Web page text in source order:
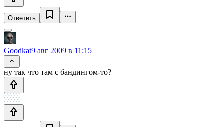
Ответить
Goodkat9 авг 2009 в 11:15
ну так что там с бандингом-то?